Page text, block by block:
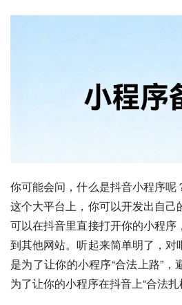
你可能会问，什么是抖音小程序
这个大平台上，你可以开发出自己
可以在抖音里直接打开你的小程
到其他网站。听起来简单明了，
是为了让你的小程序“合法上路”
为了让你的小程序在抖音上“合法扎